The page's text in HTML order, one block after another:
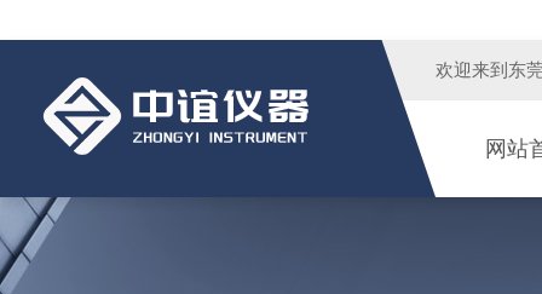
欢迎来到 东
网站